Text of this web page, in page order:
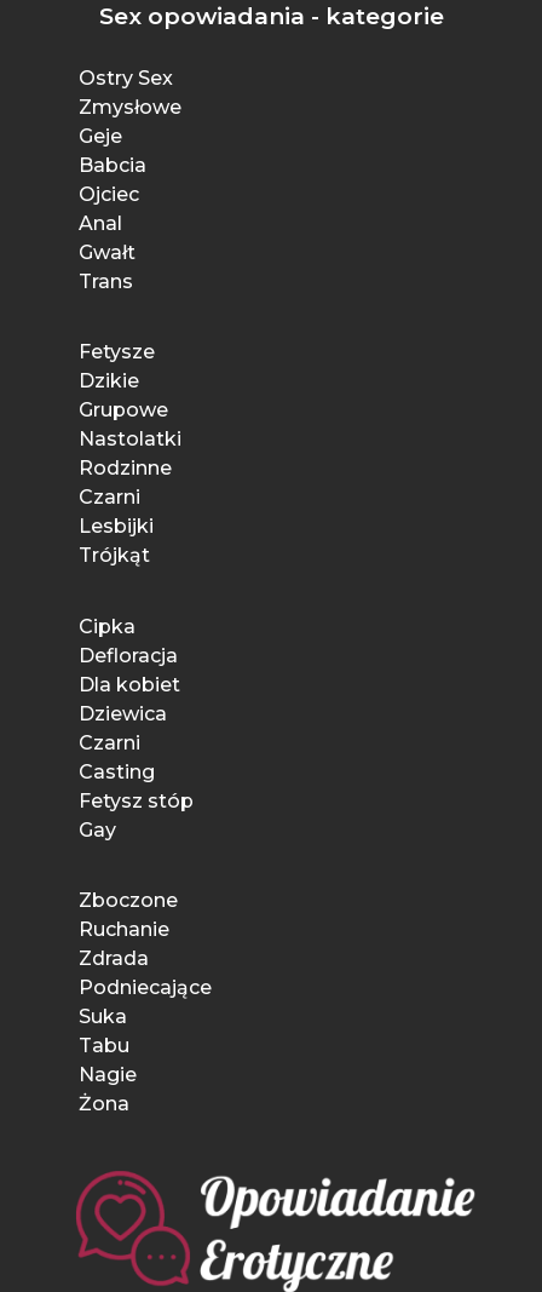
Sex opowiadania - kategorie
Ostry Sex
Zmysłowe
Geje
Babcia
Ojciec
Anal
Gwałt
Trans
Fetysze
Dzikie
Grupowe
Nastolatki
Rodzinne
Czarni
Lesbijki
Trójkąt
Cipka
Defloracja
Dla kobiet
Dziewica
Czarni
Casting
Fetysz stóp
Gay
Zboczone
Ruchanie
Zdrada
Podniecające
Suka
Tabu
Nagie
Żona